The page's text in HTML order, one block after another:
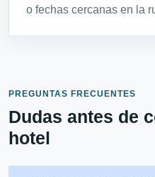
o fechas cercanas en la
PREGUNTAS FRECUENTES
Dudas antes de
hotel